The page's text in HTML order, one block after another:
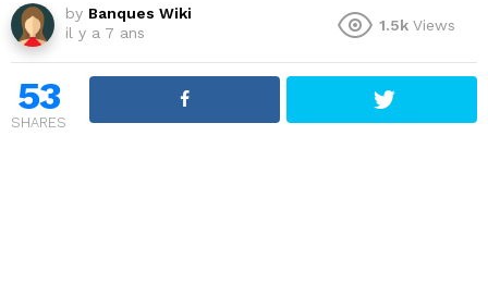
by Banques Wiki
il y a 7 ans
1.5k Views
53
SHARES